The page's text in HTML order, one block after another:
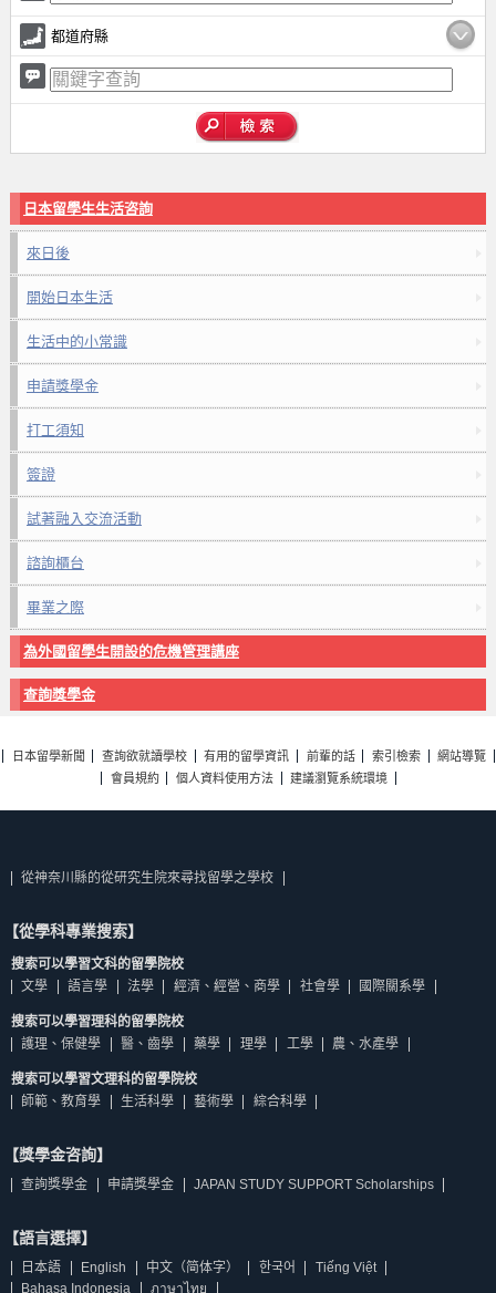
都道府縣
日本留學生生活咨詢
來日後
開始日本生活
生活中的小常識
申請獎學金
打工須知
簽證
試著融入交流活動
諮詢櫃台
畢業之際
為外國留學生開設的危機管理講座
查詢獎學金
日本留學新聞 查詢欲就讀學校 有用的留學資訊 前輩的話 索引檢索
網站導覽
會員規約
個人資料使用方法 建議瀏覽系統環境
從神奈川縣的從研究生院來尋找留學之學校
【從學科專業搜索】
搜索可以學習文科的留學院校
文學
語言學 法學 經濟、經營、商學 社會學 國際關系學
搜索可以學習理科的留學院校
護理、保健學
醫、齒學 藥學 理學 工學 農、水產學
搜索可以學習文理科的留學院校
師範、教育學
生活科學 藝術學 綜合科學
【獎學金咨詢】
查詢獎學金 申請獎學金 JAPAN STUDY SUPPORT Scholarships
【語言選擇】
日本語 English 中文（简体字） 한국어
Tiếng Việt
Bahasa Indonesia
ภาษาไทย